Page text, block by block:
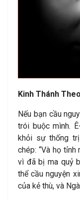
Kinh Thánh
Nếu bạn cầu
trói buộc mình.
khỏi sự thống
chép: “Và họ
vì đã bị ma quỷ
thể cầu nguyện
của kẻ thù, và